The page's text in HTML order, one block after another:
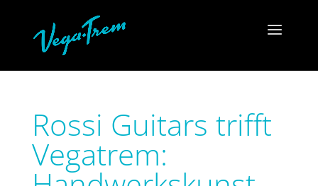
Rossi Guitars trifft
Vegatrem: